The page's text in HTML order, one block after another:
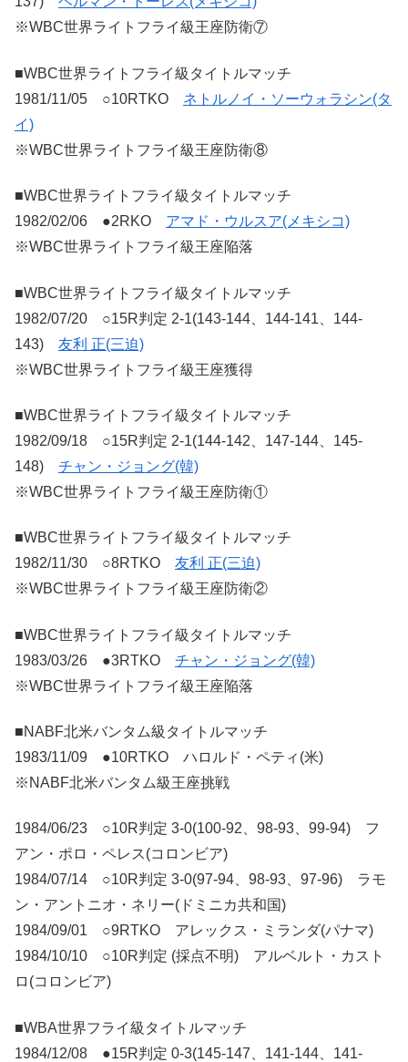
※WBC世界ライトフライ級王座防衛⑦
■WBC世界ライトフライ級タイトルマッチ
1981/11/05 ○10RTKO ネトルノイ・ソーウォラシン(タ
イ)
※WBC世界ライトフライ級王座防衛⑧
■WBC世界ライトフライ級タイトルマッチ
1982/02/06 ●2RKO アマド・ウルスア(メキシコ)
※WBC世界ライトフライ級王座陥落
■WBC世界ライトフライ級タイトルマッチ
1982/07/20 ○15R判定 2-1(143-144、144-141、144-
143) 友利 正(三迫)
※WBC世界ライトフライ級王座獲得
■WBC世界ライトフライ級タイトルマッチ
1982/09/18 ○15R判定 2-1(144-142、147-144、145-
148) チャン・ジョング(韓)
※WBC世界ライトフライ級王座防衛①
■WBC世界ライトフライ級タイトルマッチ
1982/11/30 ○8RTKO 友利 正(三迫)
※WBC世界ライトフライ級王座防衛②
■WBC世界ライトフライ級タイトルマッチ
1983/03/26 ●3RTKO チャン・ジョング(韓)
※WBC世界ライトフライ級王座陥落
■NABF北米バンタム級タイトルマッチ
1983/11/09 ●10RTKO ハロルド・ペティ(米)
※NABF北米バンタム級王座挑戦
1984/06/23 ○10R判定 3-0(100-92、98-93、99-94) フ
アン・ポロ・ペレス(コロンビア)
1984/07/14 ○10R判定 3-0(97-94、98-93、97-96) ラモ
ン・アントニオ・ネリー(ドミニカ共和国)
1984/09/01 ○9RTKO アレックス・ミランダ(パナマ)
1984/10/10 ○10R判定 (採点不明) アルベルト・カスト
ロ(コロンビア)
■WBA世界フライ級タイトルマッチ
1984/12/08 ●15R判定 0-3(145-147、141-144、141-